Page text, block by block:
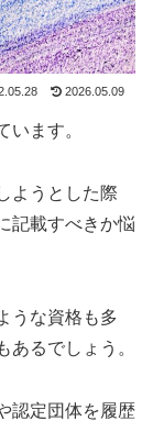
2026.05.09
ます。
ようとした際
記載すべきか悩
うな資格も多
あるでしょう。
認定団体を履歴